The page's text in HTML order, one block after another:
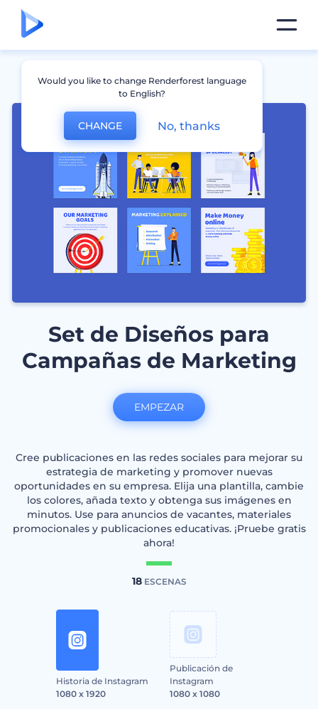
Set de Diseños para
Campañas de Marketing
Cree publicaciones en las redes sociales para mejorar su
estrategia de marketing y promover nuevas
oportunidades en su empresa. Elija una plantilla, cambie
los colores, añada texto y obtenga sus imágenes en
minutos. Use para anuncios de vacantes, materiales
promocionales y publicaciones educativas. ¡Pruebe gratis
ahora!
18ESCENAS
Historia de Instagram
1080 x 1920
Publicación de
Instagram
1080 x 1080
EMPEZAR
Would you like to change Renderforest language
to English?
CHANGE No, thanks